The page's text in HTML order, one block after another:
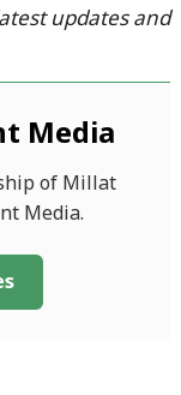
updates and
Media
of Millat
Media.